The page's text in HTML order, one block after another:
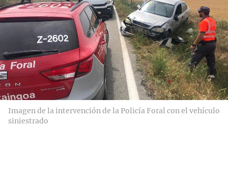
Imagen de la intervención de la Policía Foral con el vehículo
siniestrado